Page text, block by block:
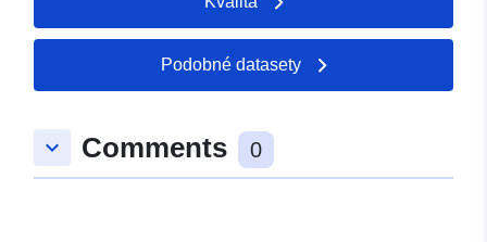
Podobné datasety
keyboard_arrow_down Comments 0